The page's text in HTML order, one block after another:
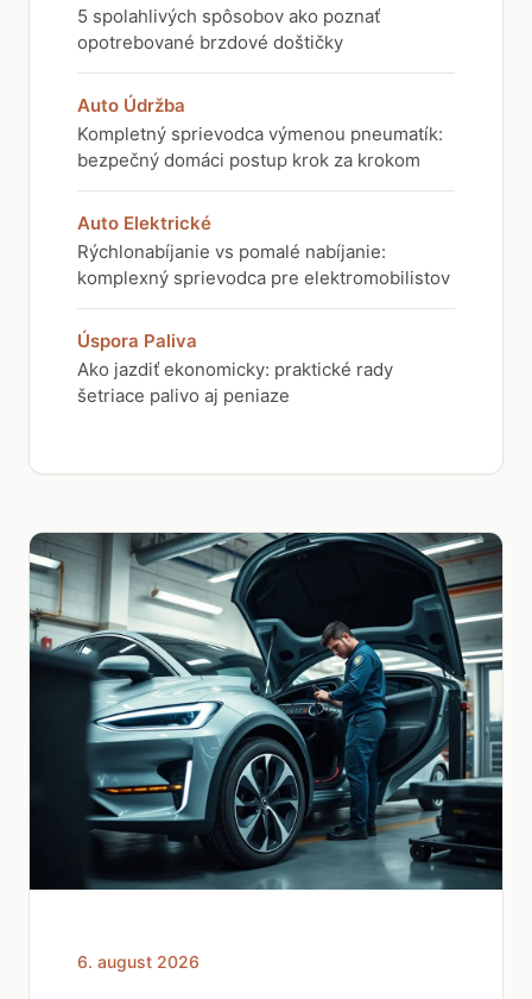
5 spolahlivých spôsobov ako poznať
opotrebované brzdové doštičky
Auto Údržba
Kompletný sprievodca výmenou pneumatík:
bezpečný domáci postup krok za krokom
Auto Elektrické
Rýchlonabíjanie vs pomalé nabíjanie:
komplexný sprievodca pre elektromobilistov
Úspora Paliva
Ako jazdiť ekonomicky: praktické rady
šetriace palivo aj peniaze
6. august 2026